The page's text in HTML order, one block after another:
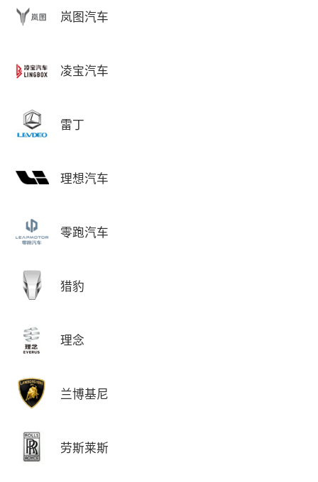
岚图汽车
凌宝汽车
雷丁
理想汽车
零跑汽车
猎豹
理念
兰博基尼
劳斯莱斯